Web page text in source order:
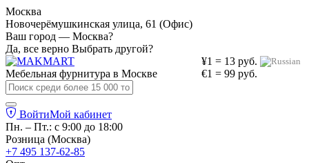
Москва
Новочерёмушкинская улица, 61 (Офис)
Ваш город — Москва?
Да, все верно Выбрать другой?
¥1 = 13 руб.
€1 = 99 руб.
Мебельная фурнитура в Москве
ВойтиМой кабинет
Пн. – Пт.: с 9:00 до 18:00
Розница (Москва)
+7 495 137-62-85